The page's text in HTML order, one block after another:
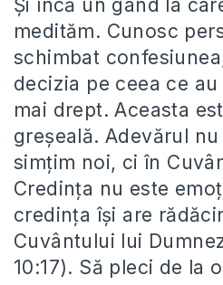
Şi încă un gând la
medităm. Cunosc
schimbat
decizia pe ceea ce
mai drept. Aceasta
greşeală. Adevărul
simţim noi, ci în
Credinţa nu este
credinţa îşi are
Cuvântului lui
10:17). Să pleci de la